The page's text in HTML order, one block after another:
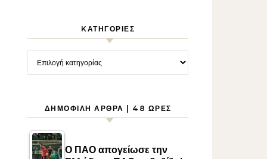
KΑΤΗΓΟΡΊΕΣ
Kατηγορίες
ΔΗΜΟΦΙΛΉ ΆΡΘΡΑ | 48 ΏΡΕΣ
Ο ΠΑΟ απογείωσε την